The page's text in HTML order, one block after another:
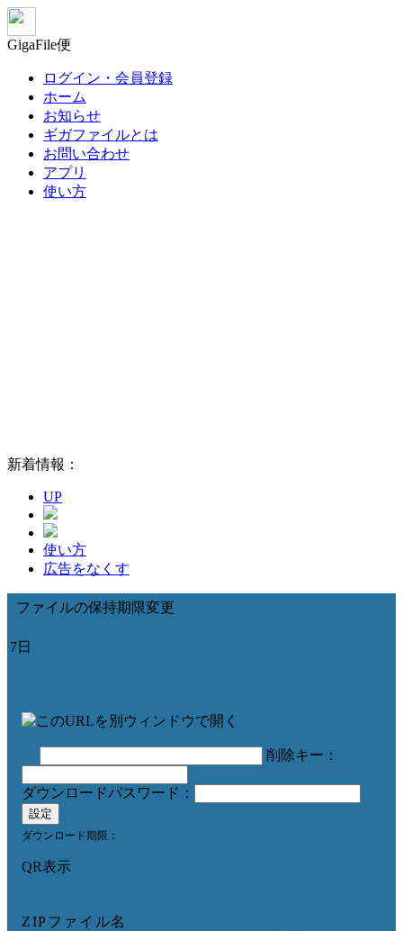
GigaFile便
ログイン・会員登録
ホーム
お知らせ
ギガファイルとは
お問い合わせ
アプリ
使い方
新着情報：
UP
使い方
広告をなくす
ファイルの保持期限変更
7日
削除キー：
ダウンロードパスワード：
設定
ダウンロード期限：
QR表示
ZIPファイル名